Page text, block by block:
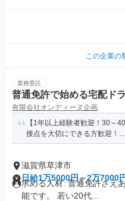
この企業の
業務委託
普通免許で始める宅配ド
有限会社オンディーヌ企画
【1年以上経験者歓迎！30～
接点を大切にできる方歓迎！...
滋賀県草津市
日給1万5000円～2万7000
求める人材: 普通免許さえ
能です。 若い20代...